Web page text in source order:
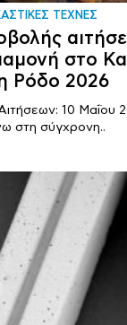
ΤΕΧΝΕΣ
στο
Ρόδο 2026
10 Μαΐου
στη σύγχρονη..